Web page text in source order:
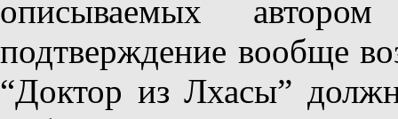
описываемых
подтверждение вообще
“Доктор из Лхасы”